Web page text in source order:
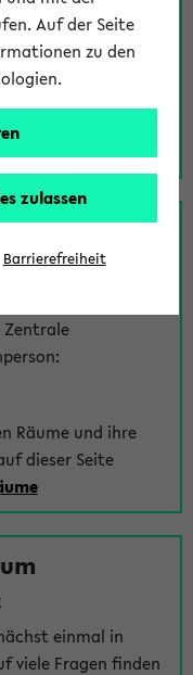
Hilfe leisten.
die Ihre
auf der
der
vom eKVV
Räume und ihre
dieser Seite
einmal in
viele Fragen finden
Auf der Seite
zu den
zulassen
Barrierefreiheit